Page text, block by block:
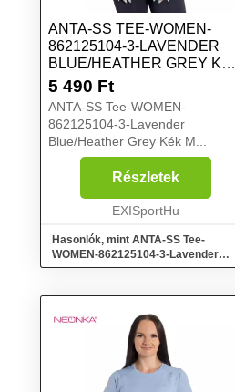
ANTA-SS TEE-WOMEN-
862125104-3-LAVENDER
BLUE/HEATHER GREY KÉK
M
5 490 Ft
ANTA-SS Tee-WOMEN-
862125104-3-Lavender
Blue/Heather Grey Kék M...
Részletek
EXISportHu
Hasonlók, mint ANTA-SS Tee-
WOMEN-862125104-3-Lavender
Blue/Heather Grey Kék M